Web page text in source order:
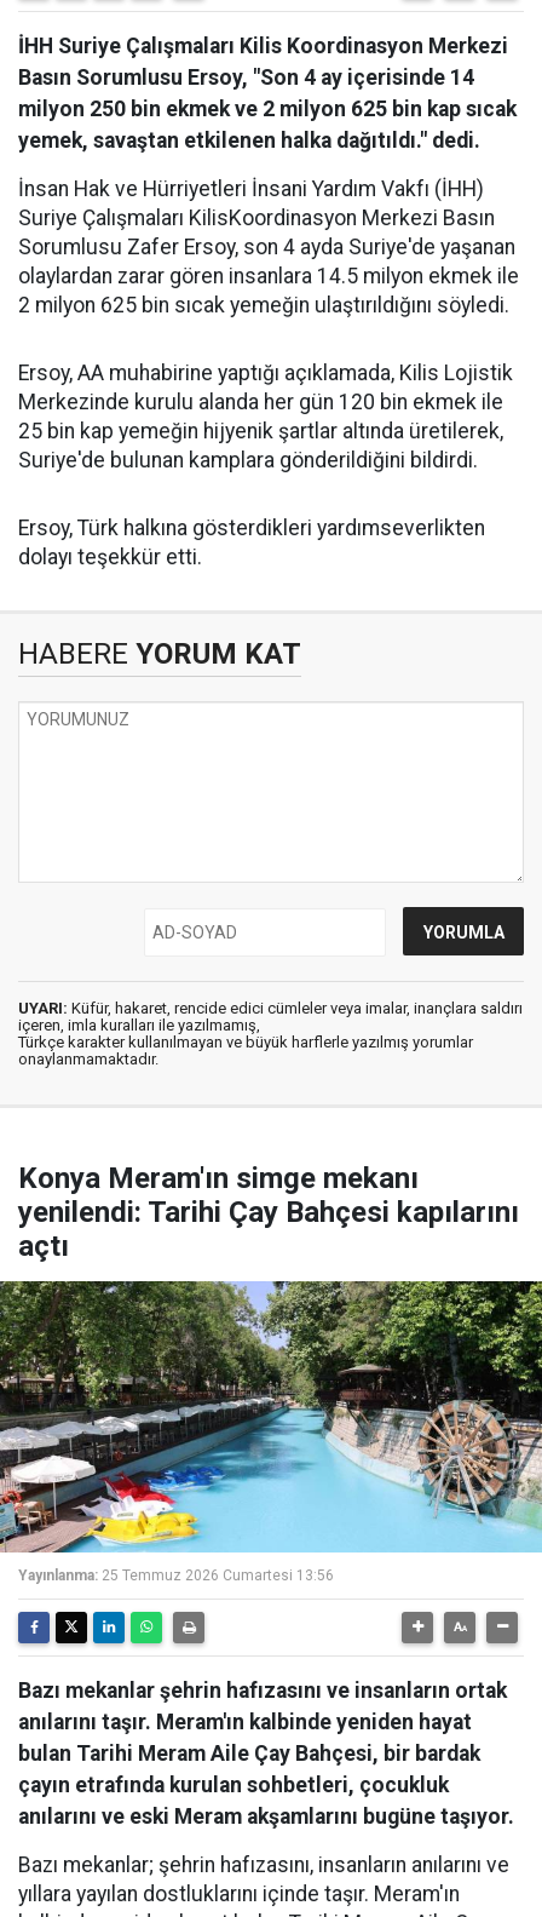
İHH Suriye Çalışmaları Kilis Koordinasyon Merkezi
Basın Sorumlusu Ersoy, "Son 4 ay içerisinde 14
milyon 250 bin ekmek ve 2 milyon 625 bin kap sıcak
yemek, savaştan etkilenen halka dağıtıldı." dedi.
İnsan Hak ve Hürriyetleri İnsani Yardım Vakfı (İHH)
Suriye Çalışmaları KilisKoordinasyon Merkezi Basın
Sorumlusu Zafer Ersoy, son 4 ayda Suriye'de yaşanan
olaylardan zarar gören insanlara 14.5 milyon ekmek ile
2 milyon 625 bin sıcak yemeğin ulaştırıldığını söyledi.
Ersoy, AA muhabirine yaptığı açıklamada, Kilis Lojistik
Merkezinde kurulu alanda her gün 120 bin ekmek ile
25 bin kap yemeğin hijyenik şartlar altında üretilerek,
Suriye'de bulunan kamplara gönderildiğini bildirdi.
Ersoy, Türk halkına gösterdikleri yardımseverlikten
dolayı teşekkür etti.
HABERE YORUM KAT
UYARI: Küfür, hakaret, rencide edici cümleler veya imalar, inançlara saldırı
içeren, imla kuralları ile yazılmamış,
Türkçe karakter kullanılmayan ve büyük harflerle yazılmış yorumlar
onaylanmamaktadır.
Konya Meram'ın simge mekanı
yenilendi: Tarihi Çay Bahçesi kapılarını
açtı
Yayınlanma: 25 Temmuz 2026 Cumartesi 13:56
Bazı mekanlar şehrin hafızasını ve insanların ortak
anılarını taşır. Meram'ın kalbinde yeniden hayat
bulan Tarihi Meram Aile Çay Bahçesi, bir bardak
çayın etrafında kurulan sohbetleri, çocukluk
anılarını ve eski Meram akşamlarını bugüne taşıyor.
Bazı mekanlar; şehrin hafızasını, insanların anılarını ve
yıllara yayılan dostluklarını içinde taşır. Meram'ın